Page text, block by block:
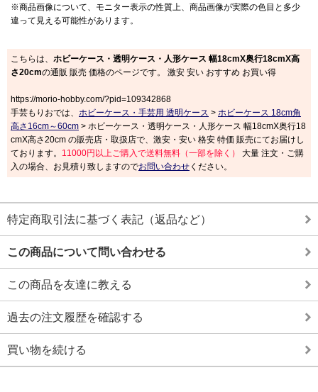
※商品画像について、モニター表示の性質上、商品画像が実際の色目と多少
違って見える可能性があります。
こちらは、 ホビーケース・透明ケース・人形ケース 幅18cmX奥行18cmX高
さ20cmの通販 販売 価格のページです。 激安 安い おすすめ お買い得
https://morio-hobby.com/?pid=109342868
手芸もりおでは、 ホビーケース・手芸用 透明ケース > ホビーケース 18cm角
高さ16cm～60cm > ホビーケース・透明ケース・人形ケース 幅18cmX奥行18
cmX高さ20cm の販売店・取扱店で、激安・安い 格安 特価 販売にてお届けし
ております。 11000円以上ご購入で送料無料（一部を除く）
大量 注文・ご購
入の場合、お見積り致しますのでお問い合わせ ください。
特定商取引法に基づく表記（返品など）
この商品について問い合わせる
この商品を友達に教える
過去の注文履歴を確認する
買い物を続ける